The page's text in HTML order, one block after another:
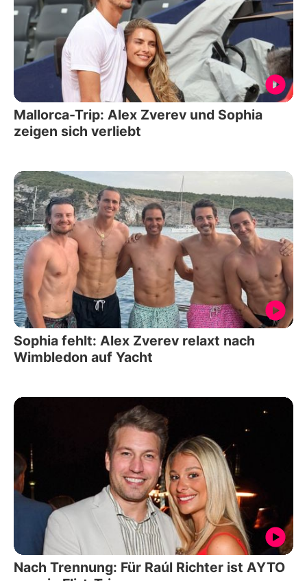
Mallorca-Trip: Alex Zverev und Sophia
zeigen sich verliebt
Sophia fehlt: Alex Zverev relaxt nach
Wimbledon auf Yacht
Nach Trennung: Für Raúl Richter ist AYTO